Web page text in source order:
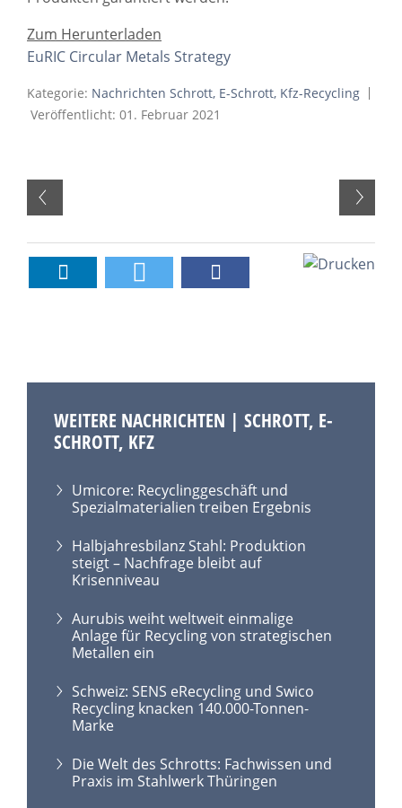
Zum Herunterladen
EuRIC Circular Metals Strategy
Kategorie: Nachrichten Schrott, E-Schrott, Kfz-Recycling
Veröffentlicht: 01. Februar 2021
WEITERE NACHRICHTEN | SCHROTT, E-
SCHROTT, KFZ
Umicore: Recyclinggeschäft und
Spezialmaterialien treiben Ergebnis
Halbjahresbilanz Stahl: Produktion
steigt – Nachfrage bleibt auf
Krisenniveau
Aurubis weiht weltweit einmalige
Anlage für Recycling von strategischen
Metallen ein
Schweiz: SENS eRecycling und Swico
Recycling knacken 140.000-Tonnen-
Marke
Die Welt des Schrotts: Fachwissen und
Praxis im Stahlwerk Thüringen